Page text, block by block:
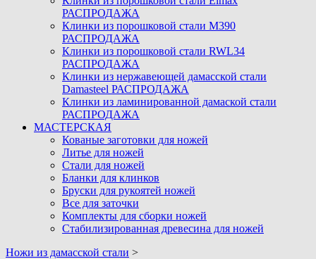
РАСПРОДАЖА
Клинки из порошковой стали M390
РАСПРОДАЖА
Клинки из порошковой стали RWL34
РАСПРОДАЖА
Клинки из нержавеющей дамасской стали
Damasteel РАСПРОДАЖА
Клинки из ламинированной дамаской стали
РАСПРОДАЖА
МАСТЕРСКАЯ
Кованые заготовки для ножей
Литье для ножей
Стали для ножей
Бланки для клинков
Бруски для рукоятей ножей
Все для заточки
Комплекты для сборки ножей
Стабилизированная древесина для ножей
Ножи из дамасской стали >